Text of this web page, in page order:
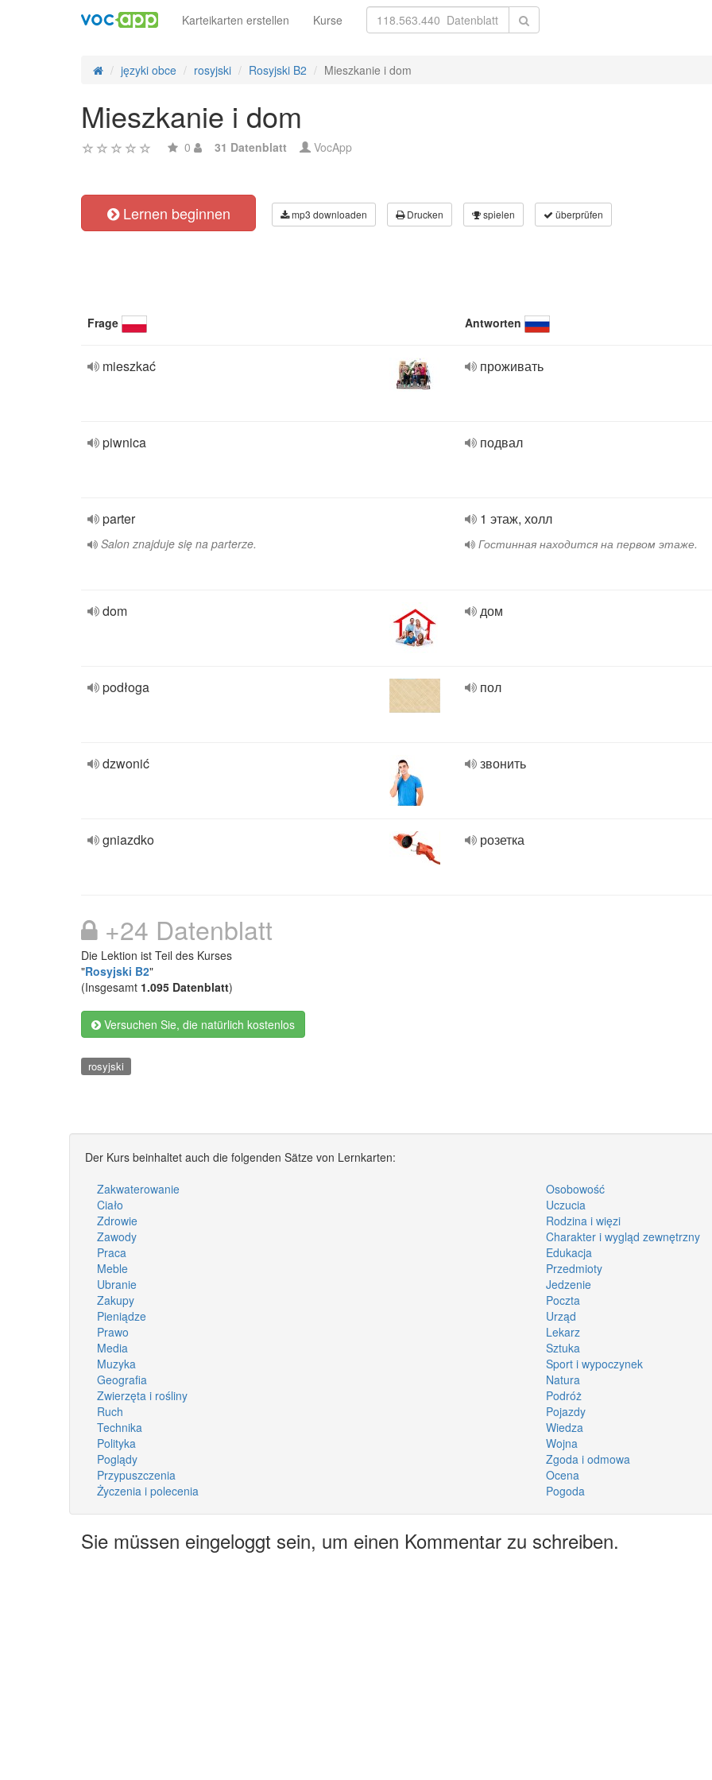
Karteikarten erstellen Kurse
języki obce rosyjski Rosyjski B2 Mieszkanie i dom
Mieszkanie i dom
0 31 Datenblatt VocApp
Lernen beginnen mp3 downloaden Drucken spielen überprüfen
Frage Antworten
mieszkać проживать
piwnica подвал
parter
Salon znajduje się na parterze.
1 этаж, холл
Гостинная находится на первом этаже.
dom дом
podłoga пол
dzwonić звонить
gniazdko розетка
+24 Datenblatt
Die Lektion ist Teil des Kurses
"Rosyjski B2"
(Insgesamt 1.095 Datenblatt)
Versuchen Sie, die natürlich kostenlos
rosyjski
Der Kurs beinhaltet auch die folgenden Sätze von Lernkarten:
Zakwaterowanie
Osobowość
Ciało
Uczucia
Zdrowie
Rodzina i więzi
Zawody
Charakter i wygląd zewnętrzny
Praca
Edukacja
Meble
Przedmioty
Ubranie
Jedzenie
Zakupy
Poczta
Pieniądze
Urząd
Prawo
Lekarz
Media
Sztuka
Muzyka
Sport i wypoczynek
Geografia
Natura
Zwierzęta i rośliny
Podróż
Ruch
Pojazdy
Technika
Wiedza
Polityka
Wojna
Poglądy
Zgoda i odmowa
Przypuszczenia
Ocena
Życzenia i polecenia
Pogoda
Sie müssen eingeloggt sein, um einen Kommentar zu schreiben.